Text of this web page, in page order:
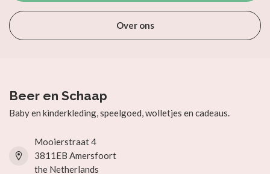
Over ons
Beer en Schaap
Baby en kinderkleding, speelgoed, wolletjes en cadeaus.
Mooierstraat 4
3811EB Amersfoort
the Netherlands